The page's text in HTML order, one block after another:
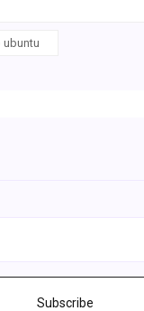
ubuntu
Subscribe